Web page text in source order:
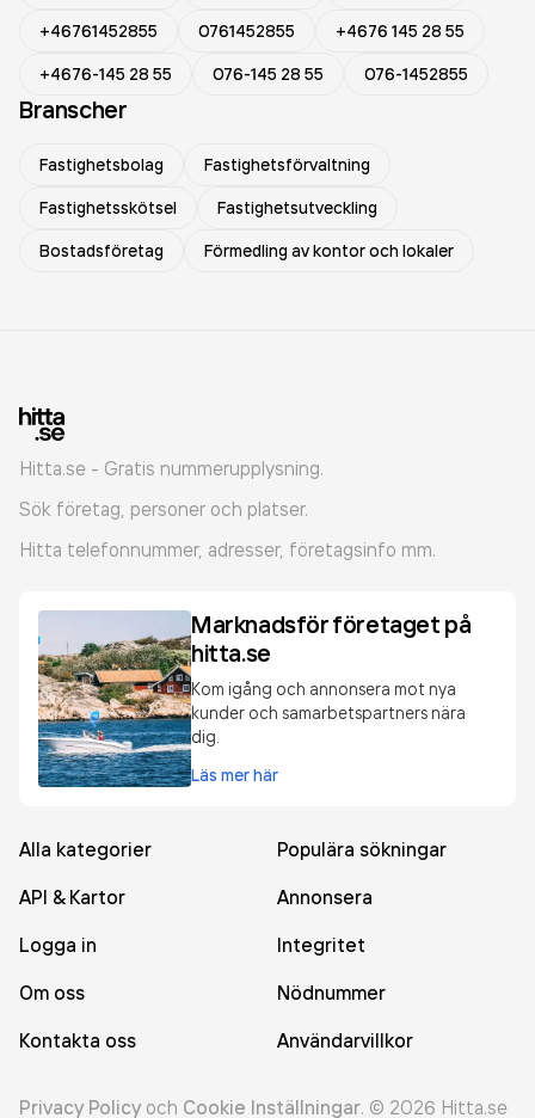
+46761452855
0761452855
+4676 145 28 55
+4676-145 28 55
076-145 28 55 076-1452855
Branscher
Fastighetsbolag
Fastighetsförvaltning
Fastighetsskötsel
Fastighetsutveckling
Bostadsföretag
Förmedling av kontor och lokaler
Hitta.se - Gratis nummerupplysning.
Sök företag, personer och platser.
Hitta telefonnummer, adresser, företagsinfo mm.
Marknadsför företaget på
hitta.se
Kom igång och annonsera mot nya
kunder och samarbetspartners nära
dig.
Läs mer här
Alla kategorier
Populära sökningar
API & Kartor
Annonsera
Logga in
Integritet
Om oss
Nödnummer
Kontakta oss
Användarvillkor
Privacy Policy och Cookie Inställningar. © 2026 Hitta.se